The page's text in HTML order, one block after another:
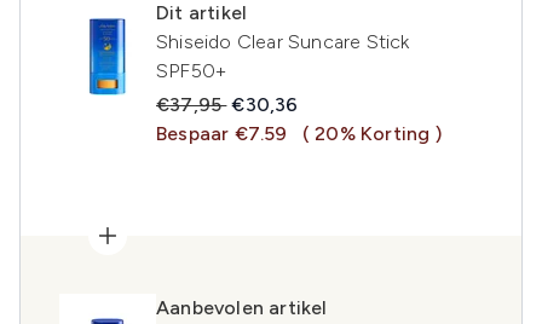
Dit artikel
Shiseido Clear Suncare Stick
SPF50+
Recommended Retail Price:
€37,95Huidige prijs:
€30,36
Bespaar €7.59
( 20% Korting )
Aanbevolen artikel